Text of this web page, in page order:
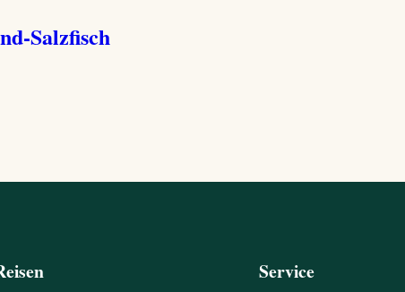
Salzfisch
Service